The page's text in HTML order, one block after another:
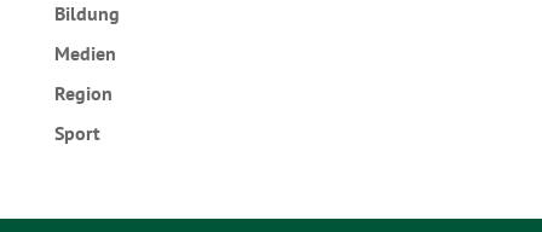
Bildung
Medien
Region
Sport